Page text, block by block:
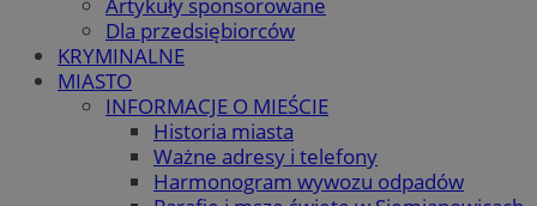
Dla przedsiębiorców
KRYMINALNE
MIASTO
INFORMACJE O MIEŚCIE
Historia miasta
Ważne adresy i telefony
Harmonogram wywozu odpadów